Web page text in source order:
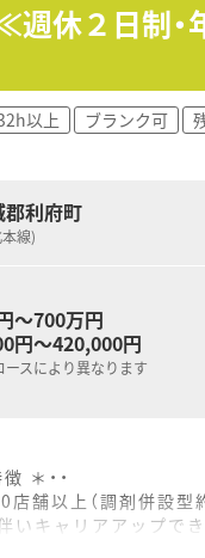
≪週休２日制
以上 ブランク可
郡利府町
線)
～700万円
円～420,000円
スにより異なります
＊・・
舗以上（調剤併設型
キャリアアップでき